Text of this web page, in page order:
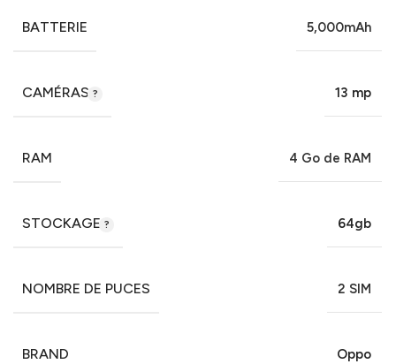
BATTERIE 5,000mAh
CAMÉRAS 13 mp
RAM 4 Go de RAM
STOCKAGE 64gb
NOMBRE DE PUCES 2 SIM
BRAND Oppo